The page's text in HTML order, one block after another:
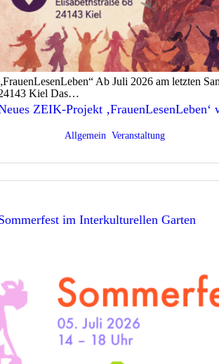
Ab Juli 2026 am letzten
Kiel Das…
ZEIK-Projekt ‚FrauenLesenLeben‘
Allgemein Veranstaltung
im Interkulturellen Garten